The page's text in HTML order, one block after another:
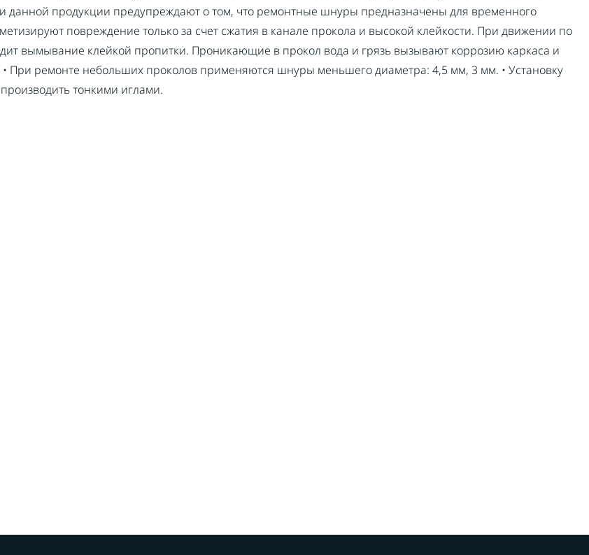
данной продукции предупреждают о том, что ремонтные шнуры предназначены для временного
повреждение только за счет сжатия в канале прокола и высокой клейкости. При движении по
вымывание клейкой пропитки. Проникающие в прокол вода и грязь вызывают коррозию каркаса и
• При ремонте небольших проколов применяются шнуры меньшего диаметра: 4,5 мм, 3 мм. • Установку
тонкими иглами.